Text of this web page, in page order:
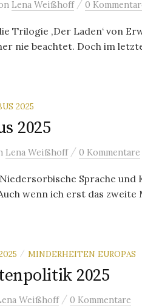
Lena Weißhoff / 0
Trilogie ‚Der Laden‘ von
nie beachtet. Doch im
2025
2025
Lena Weißhoff / 0 Kommentare
Sprache und
wenn ich erst das zweite
/ MINDERHEITEN EUROPAS
2025
Weißhoff / 0 Kommentare